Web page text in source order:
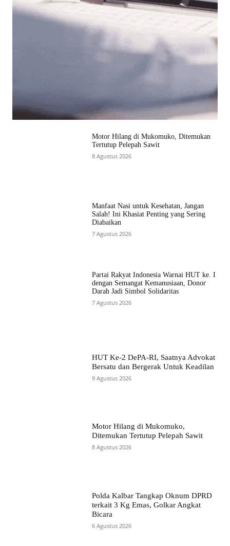
Motor Hilang di Mukomuko, Ditemukan
Tertutup Pelepah Sawit
8 Agustus 2026
Manfaat Nasi untuk Kesehatan, Jangan
Salah! Ini Khasiat Penting yang Sering
Diabaikan
7 Agustus 2026
Partai Rakyat Indonesia Warnai HUT ke. I
dengan Semangat Kemanusiaan, Donor
Darah Jadi Simbol Solidaritas
7 Agustus 2026
HUT Ke-2 DePA-RI, Saatnya Advokat
Bersatu dan Bergerak Untuk Keadilan
9 Agustus 2026
Motor Hilang di Mukomuko,
Ditemukan Tertutup Pelepah Sawit
8 Agustus 2026
Polda Kalbar Tangkap Oknum DPRD
terkait 3 Kg Emas, Golkar Angkat
Bicara
6 Agustus 2026